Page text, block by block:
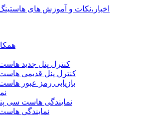
کنترل پنل جدید
کنترل پنل قدیمی هاست
بازیابی رمز عبور
نمایندگی هاست سی
نمایندگی